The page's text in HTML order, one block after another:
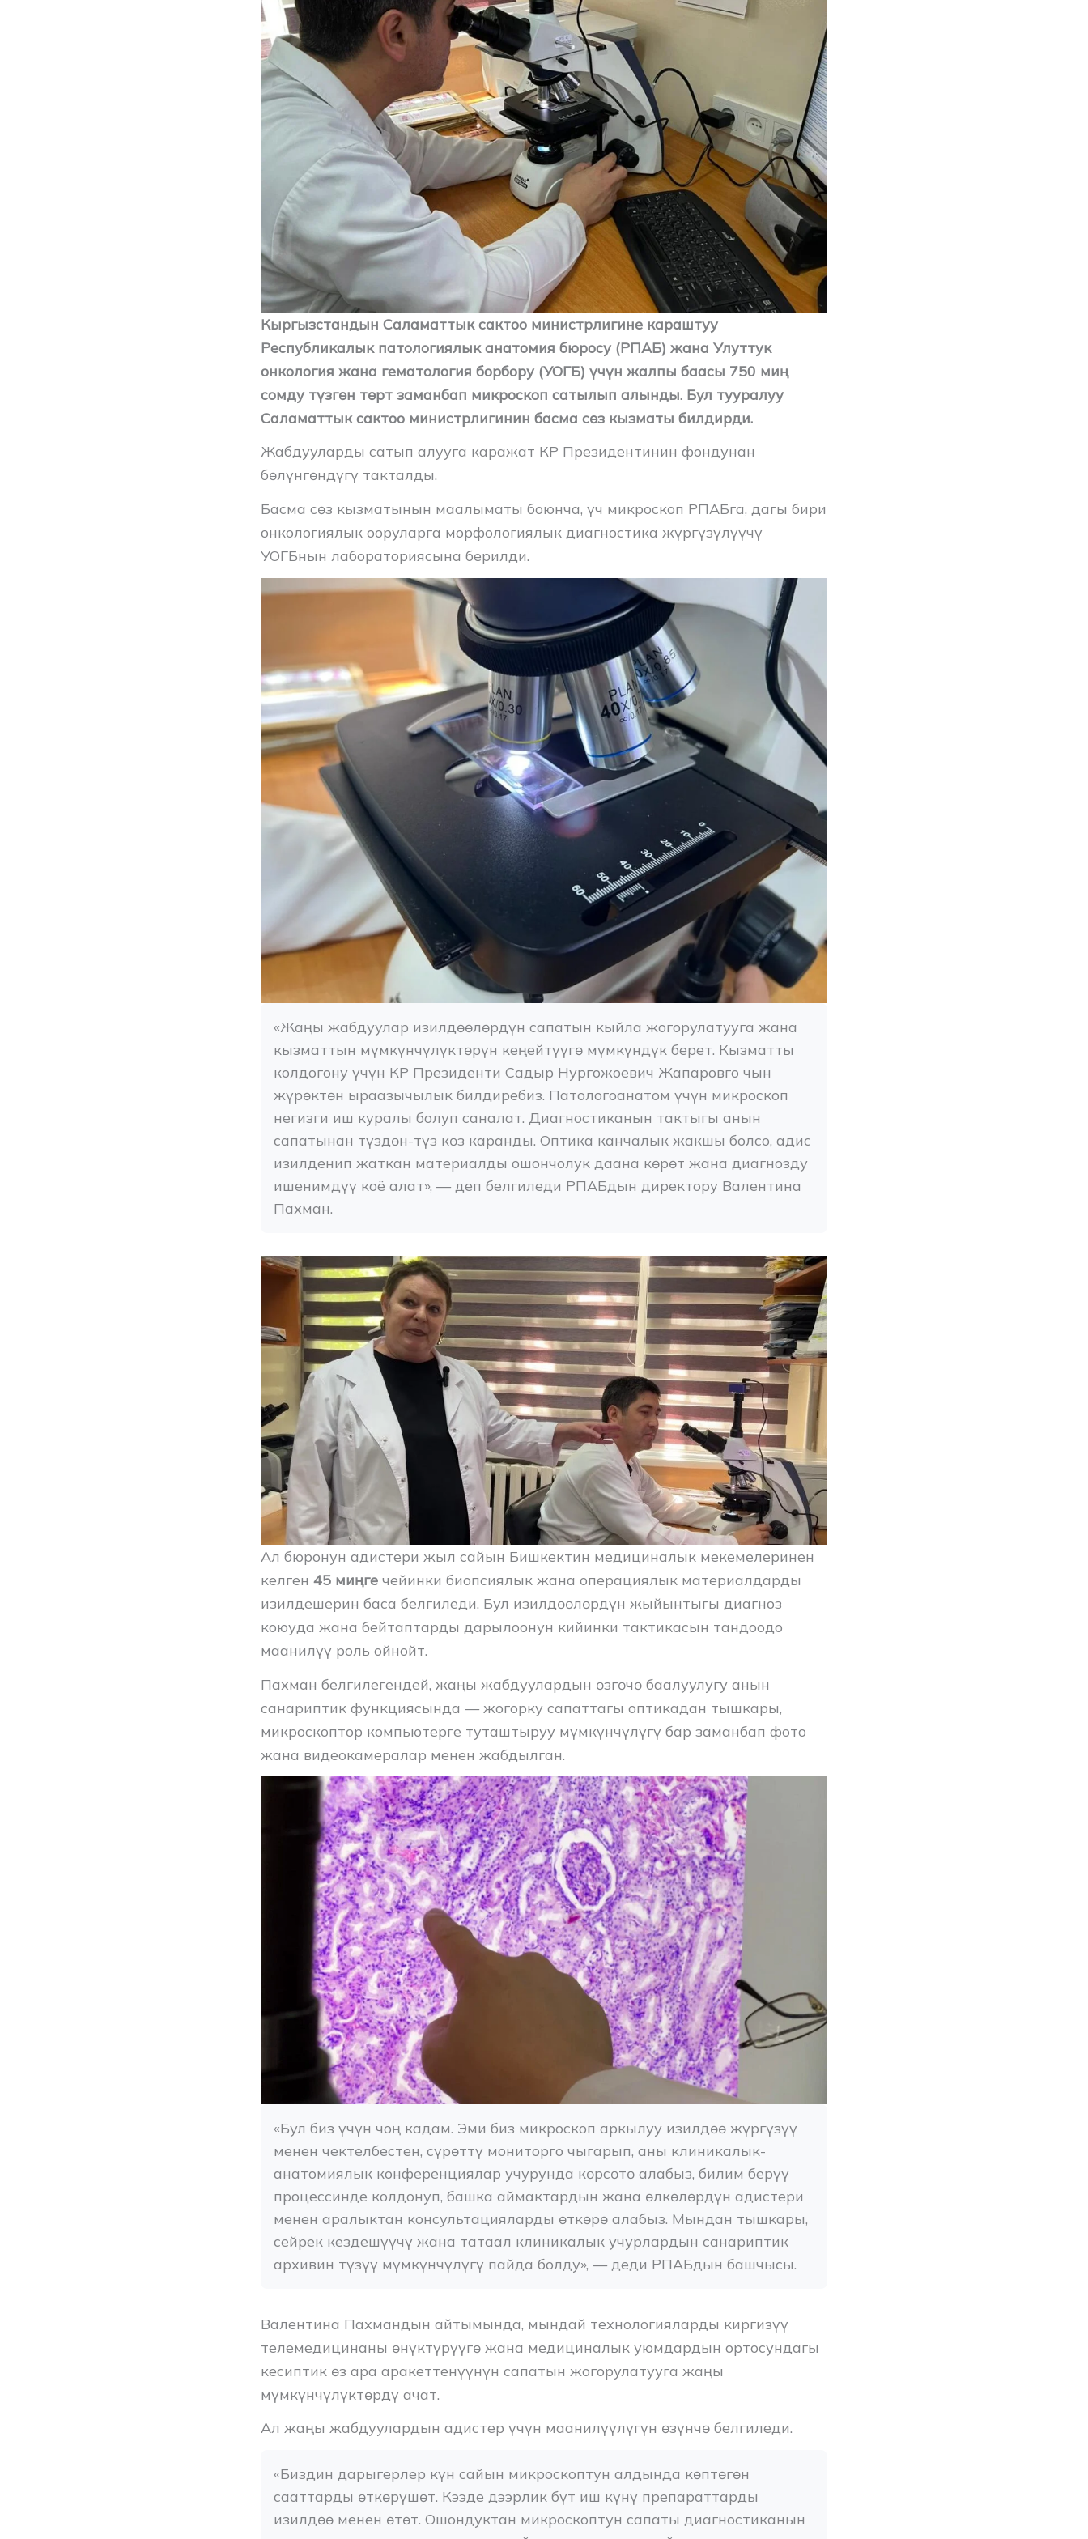
Кыргызстандын Саламаттык сактоо министрлигине караштуу
Республикалык патологиялык анатомия бюросу (РПАБ) жана Улуттук
онкология жана гематология борбору (УОГБ) үчүн жалпы баасы 750 миң
сомду түзгөн төрт заманбап микроскоп сатылып алынды. Бул тууралуу
Саламаттык сактоо министрлигинин басма сөз кызматы билдирди.
Жабдууларды сатып алууга каражат КР Президентинин фондунан
бөлүнгөндүгү такталды.
Басма сөз кызматынын маалыматы боюнча, үч микроскоп РПАБга, дагы бири
онкологиялык ооруларга морфологиялык диагностика жүргүзүлүүчү
УОГБнын лабораториясына берилди.
«Жаңы жабдуулар изилдөөлөрдүн сапатын кыйла жогорулатууга жана
кызматтын мүмкүнчүлүктөрүн кеңейтүүгө мүмкүндүк берет. Кызматты
колдогону үчүн КР Президенти Садыр Нургожоевич Жапаровго чын
жүрөктөн ыраазычылык билдиребиз. Патологоанатом үчүн микроскоп
негизги иш куралы болуп саналат. Диагностиканын тактыгы анын
сапатынан түздөн-түз көз каранды. Оптика канчалык жакшы болсо, адис
изилденип жаткан материалды ошончолук даана көрөт жана диагнозду
ишенимдүү коё алат», — деп белгиледи РПАБдын директору Валентина
Пахман.
Ал бюронун адистери жыл сайын Бишкектин медициналык мекемелеринен
келген 45 миңге чейинки биопсиялык жана операциялык материалдарды
изилдешерин баса белгиледи. Бул изилдөөлөрдүн жыйынтыгы диагноз
коюуда жана бейтаптарды дарылоонун кийинки тактикасын тандоодо
маанилүү роль ойнойт.
Пахман белгилегендей, жаңы жабдуулардын өзгөчө баалуулугу анын
санариптик функциясында — жогорку сапаттагы оптикадан тышкары,
микроскоптор компьютерге туташтыруу мүмкүнчүлүгү бар заманбап фото
жана видеокамералар менен жабдылган.
«Бул биз үчүн чоң кадам. Эми биз микроскоп аркылуу изилдөө жүргүзүү
менен чектелбестен, сүрөттү мониторго чыгарып, аны клиникалык-
анатомиялык конференциялар учурунда көрсөтө алабыз, билим берүү
процессинде колдонуп, башка аймактардын жана өлкөлөрдүн адистери
менен аралыктан консультацияларды өткөрө алабыз. Мындан тышкары,
сейрек кездешүүчү жана татаал клиникалык учурлардын санариптик
архивин түзүү мүмкүнчүлүгү пайда болду», — деди РПАБдын башчысы.
Валентина Пахмандын айтымында, мындай технологияларды киргизүү
телемедицинаны өнүктүрүүгө жана медициналык уюмдардын ортосундагы
кесиптик өз ара аракеттенүүнүн сапатын жогорулатууга жаңы
мүмкүнчүлүктөрдү ачат.
Ал жаңы жабдуулардын адистер үчүн маанилүүлүгүн өзүнчө белгиледи.
«Биздин дарыгерлер күн сайын микроскоптун алдында көптөгөн
сааттарды өткөрүшөт. Кээде дээрлик бүт иш күнү препараттарды
изилдөө менен өтөт. Ошондуктан микроскоптун сапаты диагностиканын